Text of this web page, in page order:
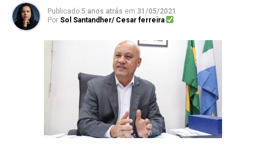
Publicado 5 anos atrás em 31/05/2021
Por Sol Santandher/ Cesar ferreira